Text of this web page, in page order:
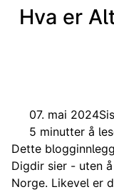
Hva er
07. mai 2024
5 minutter å
Dette
Digdir sier - uten
Norge. Likevel er